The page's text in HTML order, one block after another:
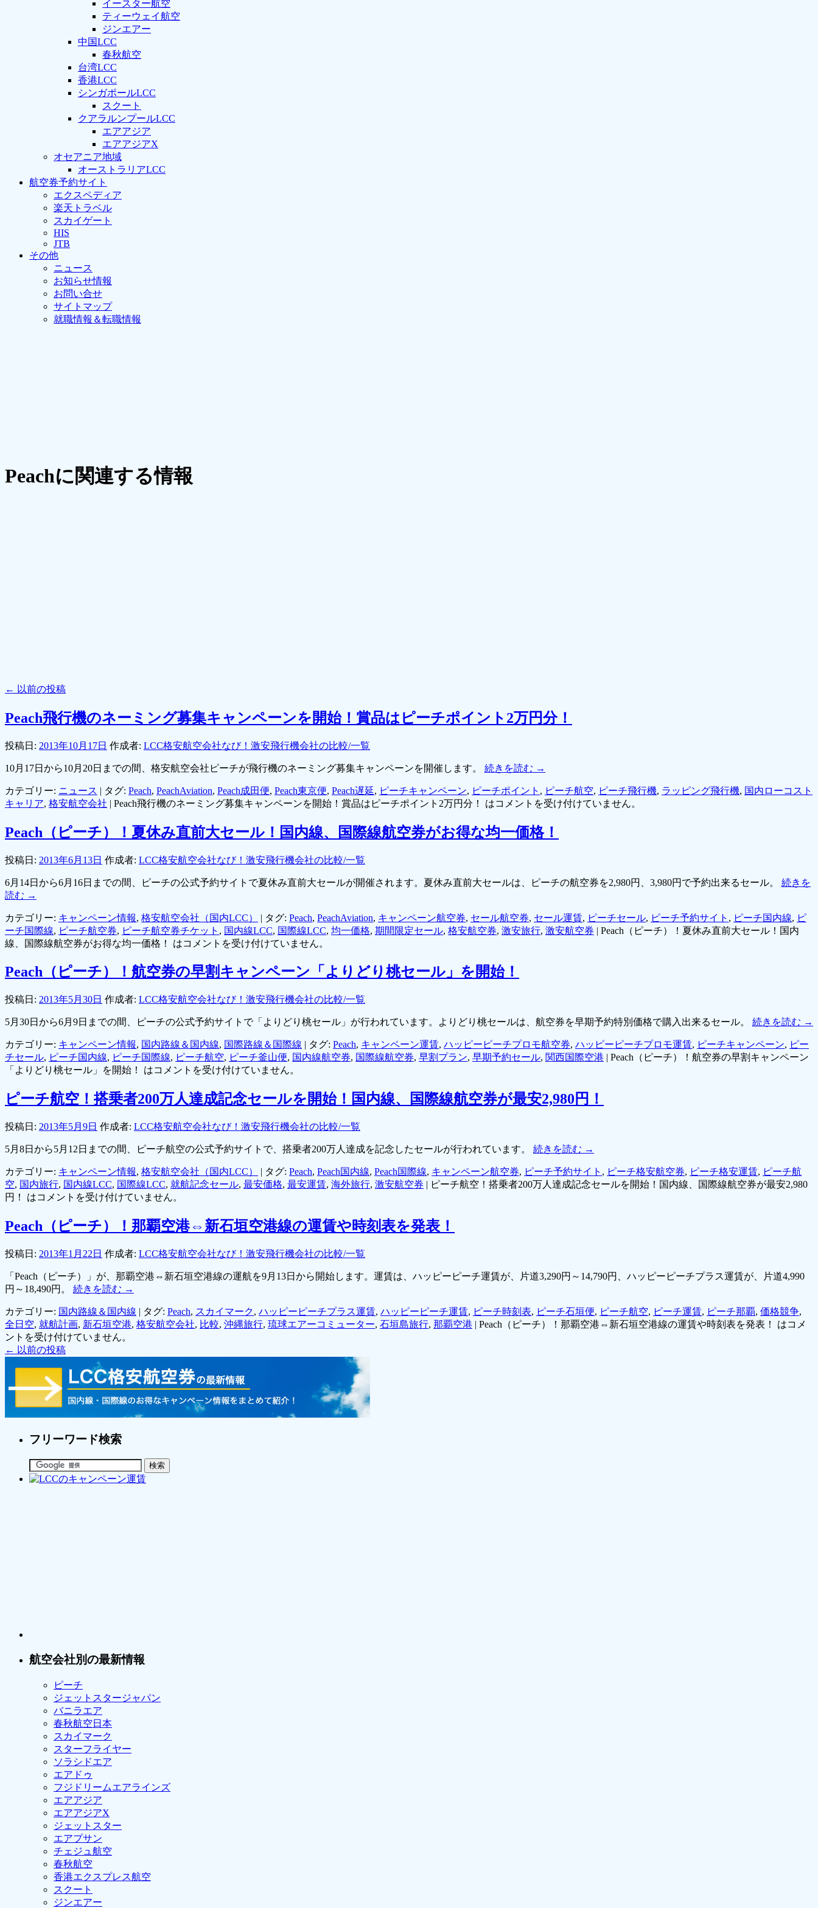
イースター航空
ティーウェイ航空
ジンエアー
中国LCC
春秋航空
台湾LCC
香港LCC
シンガポールLCC
スクート
クアラルンプールLCC
エアアジア
エアアジアX
オセアニア地域
オーストラリアLCC
航空券予約サイト
エクスペディア
楽天トラベル
スカイゲート
HIS
JTB
その他
ニュース
お知らせ情報
お問い合せ
サイトマップ
就職情報＆転職情報
Peachに関連する情報
← 以前の投稿
Peach飛行機のネーミング募集キャンペーンを開始！賞品はピーチポイント2万円分！
投稿日: 2013年10月17日 作成者: LCC格安航空会社なび！激安飛行機会社の比較/一覧
10月17日から10月20日までの間、格安航空会社ピーチが飛行機のネーミング募集キャンペーンを開催します。 続きを読む →
カテゴリー: ニュース | タグ: Peach, PeachAviation, Peach成田便, Peach東京便, Peach遅延, ピーチキャンペーン, ピーチポイント , ピーチ航空, ピーチ飛行機, ラッピング飛行機, 国内ローコスト
キャリア, 格安航空会社 | Peach飛行機のネーミング募集キャンペーンを開始！賞品はピーチポイント2万円分！ はコメントを受け付けていません。
Peach（ピーチ）！夏休み直前大セール！国内線、国際線航空券がお得な均一価格！
投稿日: 2013年6月13日 作成者: LCC格安航空会社なび！激安飛行機会社の比較/一覧
6月14日から6月16日までの間、ピーチの公式予約サイトで夏休み直前大セールが開催されます。夏休み直前大セールは、ピーチの航空券を2,980円、3,980円で予約出来るセール。 続きを
読む →
カテゴリー: キャンペーン情報, 格安航空会社（国内LCC） | タグ: Peach, PeachAviation, キャンペーン航空券, セール航空券, セール運賃, ピーチセール, ピーチ予約サイト , ピーチ国内線, ピ
ーチ国際線, ピーチ航空券, ピーチ航空券チケット , 国内線LCC, 国際線LCC, 均一価格, 期間限定セール, 格安航空券, 激安旅行, 激安航空券 | Peach（ピーチ）！夏休み直前大セール！国内
線、国際線航空券がお得な均一価格！ はコメントを受け付けていません。
Peach（ピーチ）！航空券の早割キャンペーン「よりどり桃セール」を開始！
投稿日: 2013年5月30日 作成者: LCC格安航空会社なび！激安飛行機会社の比較/一覧
5月30日から6月9日までの間、ピーチの公式予約サイトで「よりどり桃セール」が行われています。よりどり桃セールは、航空券を早期予約特別価格で購入出来るセール。 続きを読む →
カテゴリー: キャンペーン情報, 国内路線＆国内線, 国際路線＆国際線 | タグ: Peach, キャンペーン運賃, ハッピーピーチプロモ航空券, ハッピーピーチプロモ運賃, ピーチキャンペーン, ピー
チセール, ピーチ国内線, ピーチ国際線, ピーチ航空, ピーチ釜山便, 国内線航空券, 国際線航空券, 早割プラン, 早期予約セール, 関西国際空港 | Peach（ピーチ）！航空券の早割キャンペーン
「よりどり桃セール」を開始！ はコメントを受け付けていません。
ピーチ航空！搭乗者200万人達成記念セールを開始！国内線、国際線航空券が最安2,980円！
投稿日: 2013年5月9日 作成者: LCC格安航空会社なび！激安飛行機会社の比較/一覧
5月8日から5月12日までの間、ピーチ航空の公式予約サイトで、搭乗者200万人達成を記念したセールが行われています。 続きを読む →
カテゴリー: キャンペーン情報, 格安航空会社（国内LCC） | タグ: Peach, Peach国内線, Peach国際線, キャンペーン航空券, ピーチ予約サイト , ピーチ格安航空券, ピーチ格安運賃, ピーチ航
空, 国内旅行, 国内線LCC, 国際線LCC, 就航記念セール, 最安価格, 最安運賃, 海外旅行, 激安航空券 | ピーチ航空！搭乗者200万人達成記念セールを開始！国内線、国際線航空券が最安2,980
円！ はコメントを受け付けていません。
Peach（ピーチ）！那覇空港⇔新石垣空港線の運賃や時刻表を発表！
投稿日: 2013年1月22日 作成者: LCC格安航空会社なび！激安飛行機会社の比較/一覧
「Peach（ピーチ）」が、那覇空港⇔新石垣空港線の運航を9月13日から開始します。運賃は、ハッピーピーチ運賃が、片道3,290円～14,790円、ハッピーピーチプラス運賃が、片道4,990
円～18,490円。 続きを読む →
カテゴリー: 国内路線＆国内線 | タグ: Peach, スカイマーク, ハッピーピーチプラス運賃, ハッピーピーチ運賃, ピーチ時刻表, ピーチ石垣便, ピーチ航空, ピーチ運賃, ピーチ那覇, 価格競争,
全日空, 就航計画, 新石垣空港, 格安航空会社, 比較, 沖縄旅行, 琉球エアーコミューター, 石垣島旅行, 那覇空港 | Peach（ピーチ）！那覇空港⇔新石垣空港線の運賃や時刻表を発表！ はコメ
ントを受け付けていません。
← 以前の投稿
フリーワード検索
航空会社別の最新情報
ピーチ
ジェットスタージャパン
バニラエア
春秋航空日本
スカイマーク
スターフライヤー
ソラシドエア
エアドゥ
フジドリームエアラインズ
エアアジア
エアアジアX
ジェットスター
エアプサン
チェジュ航空
春秋航空
香港エクスプレス航空
スクート
ジンエアー